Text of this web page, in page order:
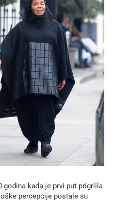
godina kada je prvi put prigrlila
percepcije postale su